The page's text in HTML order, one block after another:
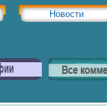
Новости